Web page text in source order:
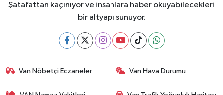
Şatafattan kaçınıyor ve insanlara haber okuyabilecekleri
bir altyapı sunuyor.
Van Nöbetçi Eczaneler Van Hava Durumu